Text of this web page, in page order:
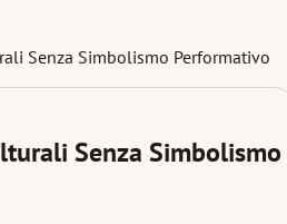
Senza Simbolismo Performativo
Senza Simbolismo